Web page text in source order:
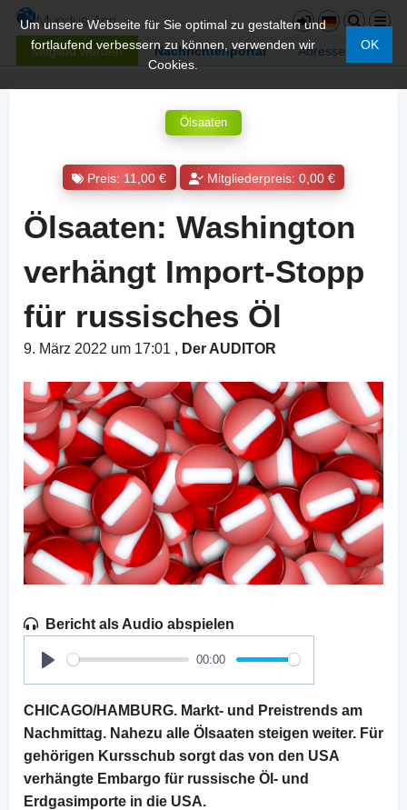
Mitglied werden Nachrichtenportal Adressen
Um unsere Webseite für Sie optimal zu gestalten und
fortlaufend verbessern zu können, verwenden wir
Cookies.
OK
Ölsaaten
Preis: 11,00 € Mitgliederpreis: 0,00 €
Ölsaaten: Washington
verhängt Import-Stopp
für russisches Öl
9. März 2022 um 17:01 , Der AUDITOR
Bericht als Audio abspielen
Play
00:00
CHICAGO/HAMBURG. Markt- und Preistrends am
Nachmittag. Nahezu alle Ölsaaten steigen weiter. Für
gehörigen Kursschub sorgt das von den USA
verhängte Embargo für russische Öl- und
Erdgasimporte in die USA.